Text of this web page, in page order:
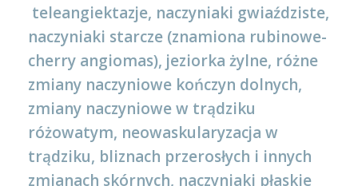
teleangiektazje, naczyniaki gwiaździste,
naczyniaki starcze (znamiona rubinowe-
cherry angiomas), jeziorka żylne, różne
zmiany naczyniowe kończyn dolnych,
zmiany naczyniowe w trądziku
różowatym, neowaskularyzacja w
trądziku, bliznach przerosłych i innych
zmianach skórnych, naczyniaki płaskie